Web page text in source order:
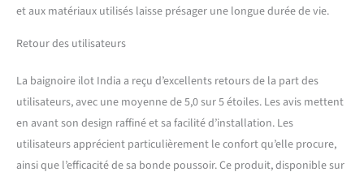
et aux matériaux utilisés laisse présager une longue durée de vie.
Retour des utilisateurs
La baignoire ilot India a reçu d’excellents retours de la part des
utilisateurs, avec une moyenne de 5,0 sur 5 étoiles. Les avis mettent
en avant son design raffiné et sa facilité d’installation. Les
utilisateurs apprécient particulièrement le confort qu’elle procure,
ainsi que l’efficacité de sa bonde poussoir. Ce produit, disponible sur